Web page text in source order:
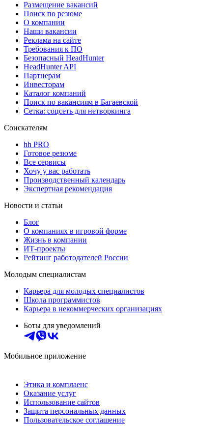
Размещение вакансий
Поиск по резюме
О компании
Наши вакансии
Реклама на сайте
Требования к ПО
Безопасный HeadHunter
HeadHunter API
Партнерам
Инвесторам
Каталог компаний
Поиск по вакансиям в Багаевской
Сетка: соцсеть для нетворкинга
Соискателям
hh PRO
Готовое резюме
Все сервисы
Хочу у вас работать
Производственный календарь
Экспертная рекомендация
Новости и статьи
Блог
О компаниях в игровой форме
Жизнь в компании
ИТ-проекты
Рейтинг работодателей России
Молодым специалистам
Карьера для молодых специалистов
Школа программистов
Карьера в некоммерческих организациях
Боты для уведомлений
Мобильное приложение
Этика и комплаенс
Оказание услуг
Использование сайтов
Защита персональных данных
Пользовательское соглашение